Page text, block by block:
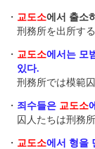
・ 교도소에서 출소
刑務所を出所する
・ 교도소에서는 모
있다.
刑務所では模範
・ 죄수들은 교도소
囚人たちは刑務
・ 교도소에서 형을